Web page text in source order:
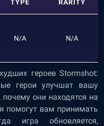
TYPE RARITY
N/A N/A
героев Stormshot:
герои улучшат вашу
они находятся на
помогут вам принимать
игра обновляется,